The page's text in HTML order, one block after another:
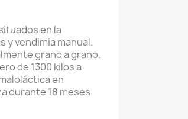
en la
y vendimia manual.
grano a grano.
de 1300 kilos a
en
durante 18 meses